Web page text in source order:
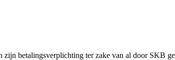
betalingsverplichting ter zake van al door SKB